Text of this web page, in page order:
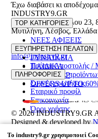
Έχω διαβάσει κι
INDUSTRY9.GR
Ελευθέριου Βενιζέλου 23,
Μυτιλήνη,Λέσβος,Ελλάδα
22510 55629
info@industry9.gr
TOP ΚΑΤΗΓΟΡΙΕΣ
ΝΕΕΣ ΑΦΙΞΕΙΣ
ΑΝΔΡΙΚΑ
ΓΥΝΑΙΚΕΙΑ
ΠΑΙΔΙΚΑ
ΑΞΕΣΟΥΑΡ
OFFERS UP TO
ΕΞΥΠΗΡΕΤΗΣΗ ΠΕΛΑΤΩΝ
Τρόποι Αποστολής /
Επιστροφές
Συχνές ερωτήσεις
ΠΛΗΡΟΦΟΡΙΕΣ
Εταιρικό προφίλ
Επικοινωνία
Όροι χρήσης
© 2026INDUSTRY9.GR
Designed & developed by
× Το Καλάθι Σου
To industry9.gr χρησιμοποιεί